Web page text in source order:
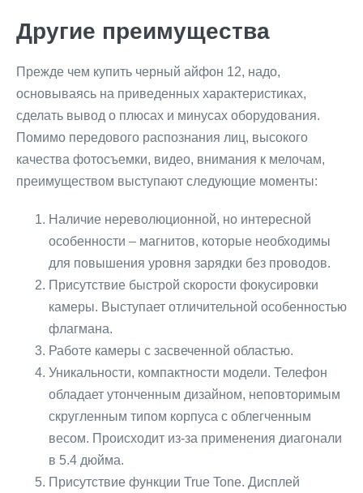
Другие преимущества
Прежде чем купить черный айфон 12, надо,
основываясь на приведенных характеристиках,
сделать вывод о плюсах и минусах оборудования.
Помимо передового распознания лиц, высокого
качества фотосъемки, видео, внимания к мелочам,
преимуществом выступают следующие моменты:
Наличие нереволюционной, но интересной
особенности – магнитов, которые необходимы
для повышения уровня зарядки без проводов.
Присутствие быстрой скорости фокусировки
камеры. Выступает отличительной особенностью
флагмана.
Работе камеры с засвеченной областью.
Уникальности, компактности модели. Телефон
обладает утонченным дизайном, неповторимым
скругленным типом корпуса с облегченным
весом. Происходит из-за применения диагонали
в 5.4 дюйма.
Присутствие функции True Tone. Дисплей